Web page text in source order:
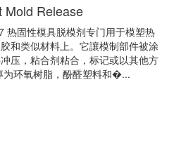
Mold Release
热固性模具脱模剂专门用于模塑热
和类似材料上。它讓模制部件被涂
压，粘合剂粘合，标记或以其他方
为环氧树脂，酚醛塑料和�...